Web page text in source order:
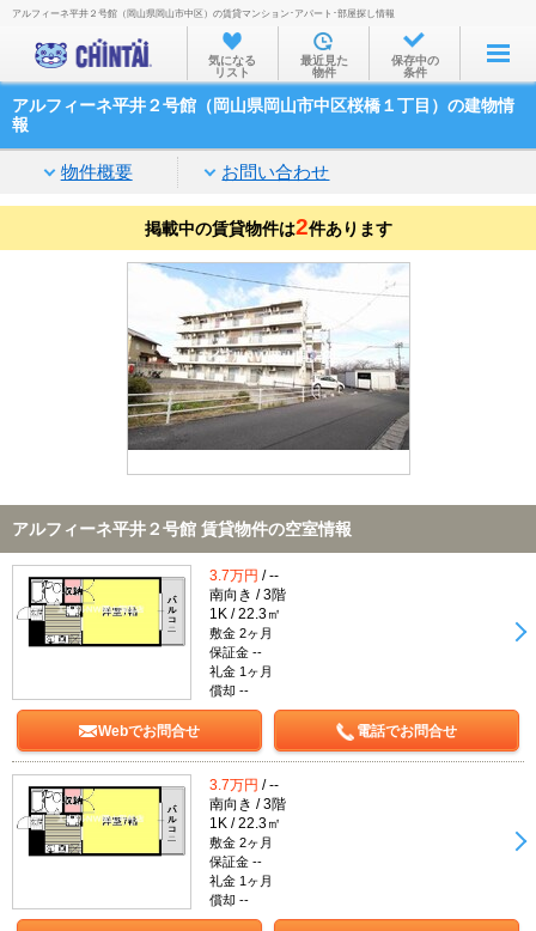
お部屋を探す
沿線・駅から
家賃相場から
通勤通学時間から
物件特集から
不動産会社から
TOP
アルフィーネ平井２号館（岡山県岡山市中区）の賃貸マンション･アパート･部屋探し情報
気になる
リスト
最近見た
物件
保存中の
条件
アルフィーネ平井２号館（岡山県岡山市中区桜橋１丁目）の建物情
報
物件概要 お問い合わせ
掲載中の賃貸物件は2件あります
アルフィーネ平井２号館 賃貸物件の空室情報
3.7万円 / --
南向き / 3階
1K / 22.3㎡
敷金 2ヶ月
保証金 --
礼金 1ヶ月
償却 --
Webでお問合せ 電話でお問合せ
3.7万円 / --
南向き / 3階
1K / 22.3㎡
敷金 2ヶ月
保証金 --
礼金 1ヶ月
償却 --